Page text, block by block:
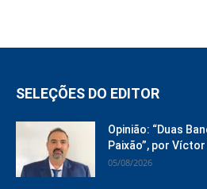
SELEÇÕES DO EDITOR
Opinião: “Duas
Paixão”, por
05/08/2026